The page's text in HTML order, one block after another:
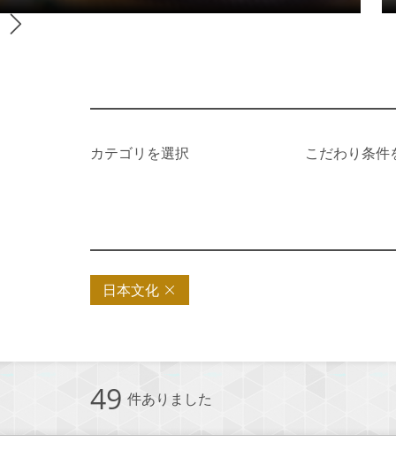
カテゴリを選択 こだわり条件
日本文化
49 件ありました